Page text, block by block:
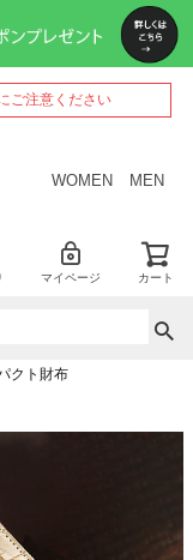
ご注意ください
WOMEN MEN
マイページ カート
クト財布